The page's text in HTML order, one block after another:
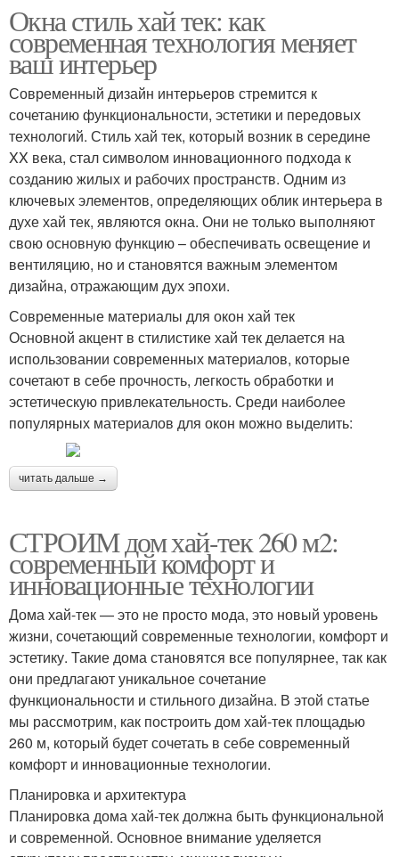
Окна стиль хай тек: как
современная технология меняет
ваш интерьер
Современный дизайн интерьеров стремится к
сочетанию функциональности, эстетики и передовых
технологий. Стиль хай тек, который возник в середине
XX века, стал символом инновационного подхода к
созданию жилых и рабочих пространств. Одним из
ключевых элементов, определяющих облик интерьера в
духе хай тек, являются окна. Они не только выполняют
свою основную функцию – обеспечивать освещение и
вентиляцию, но и становятся важным элементом
дизайна, отражающим дух эпохи.
Современные материалы для окон хай тек
Основной акцент в стилистике хай тек делается на
использовании современных материалов, которые
сочетают в себе прочность, легкость обработки и
эстетическую привлекательность. Среди наиболее
популярных материалов для окон можно выделить:
читать дальше →
СТРОИМ дом хай-тек 260 м2:
современный комфорт и
инновационные технологии
Дома хай-тек — это не просто мода, это новый уровень
жизни, сочетающий современные технологии, комфорт и
эстетику. Такие дома становятся все популярнее, так как
они предлагают уникальное сочетание
функциональности и стильного дизайна. В этой статье
мы рассмотрим, как построить дом хай-тек площадью
260 м, который будет сочетать в себе современный
комфорт и инновационные технологии.
Планировка и архитектура
Планировка дома хай-тек должна быть функциональной
и современной. Основное внимание уделяется